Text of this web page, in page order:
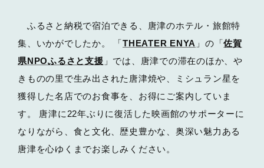
ふるさと納税で宿泊できる、唐津のホテル・旅館特
集、いかがでしたか。 「THEATER ENYA 」の「佐賀
県NPOふるさと支援 」では、唐津での滞在のほか、や
きものの里で生み出された唐津焼や、ミシュラン星を
獲得した名店でのお食事を、お得にご案内していま
す。 唐津に22年ぶりに復活した映画館のサポーターに
なりながら、食と文化、歴史豊かな、奥深い魅力ある
唐津を心ゆくまでお楽しみください。